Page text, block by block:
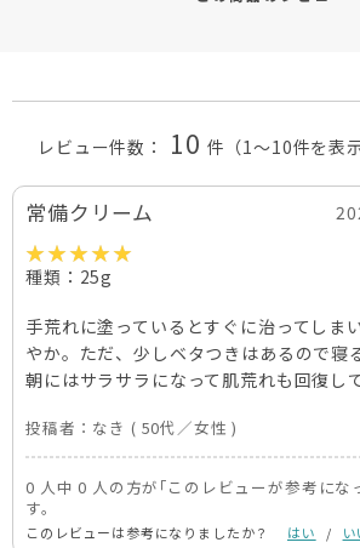
レビュー件数： 10 件 （1～10件を表示
常備クリーム
種類：25g
手荒れに塗っているとすぐに治ってしま
やか。ただ、少しベタつきはあるので寝
朝にはサラサラになって肌荒れも回復し
投稿者： なき ( 50代／女性 )
0 人中 0 人の方が｢このレビューが参考にな
す。
このレビューは参考になりましたか？ はい / い